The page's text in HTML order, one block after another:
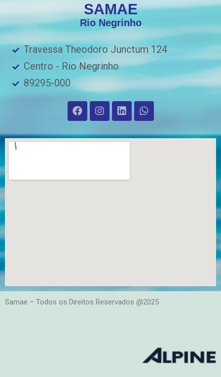
SAMAE
Rio Negrinho
Travessa Theodoro Junctum 124
Centro - Rio Negrinho
89295-000
Samae – Todos os Direitos Reservados @2025